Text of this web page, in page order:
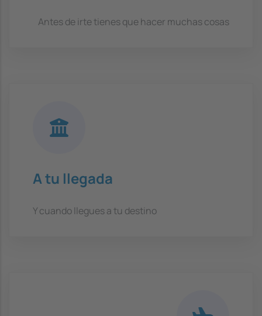
Antes de irte tienes que hacer muchas cosas
A tu llegada
Y cuando llegues a tu destino